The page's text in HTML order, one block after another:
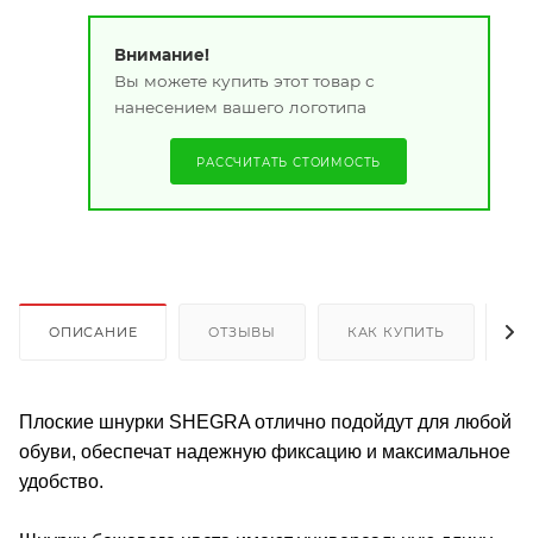
Внимание!
Вы можете купить этот товар с
нанесением вашего логотипа
РАССЧИТАТЬ СТОИМОСТЬ
ОПИСАНИЕ ОТЗЫВЫ КАК КУПИТЬ
Плоские шнурки SHEGRA отлично подойдут для любой
обуви, обеспечат надежную фиксацию и максимальное
удобство.